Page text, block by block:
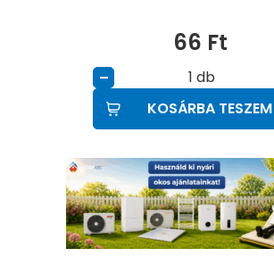
66 Ft
– db
KOSÁRBA TESZEM